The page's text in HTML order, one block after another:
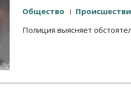
Общество
Полиция выясняет